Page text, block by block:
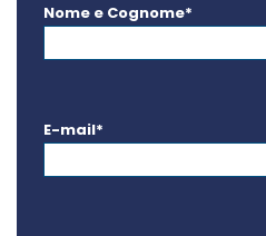
Nome e Cognome*
E-mail*